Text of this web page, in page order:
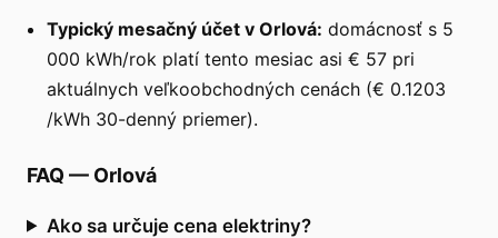
Typický mesačný účet v Orlová: domácnosť s 5
000 kWh/rok platí tento mesiac asi € 57 pri
aktuálnych veľkoobchodných cenách (€ 0.1203
/kWh 30-denný priemer).
FAQ — Orlová
Ako sa určuje cena elektriny?